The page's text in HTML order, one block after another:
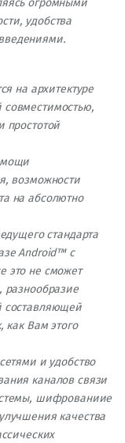
огромными
удобства
на архитектуре
совместимостью,
простотой
возможности
на абсолютно
стандарта
Android™ с
это не сможет
разнообразие
составляющей
как Вам этого
и удобство
каналов связи
шифрованиие
качества